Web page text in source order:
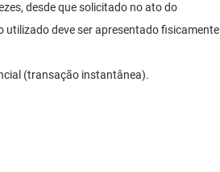
desde que solicitado no ato do
utilizado deve ser apresentado fisicamente
(transação instantânea).